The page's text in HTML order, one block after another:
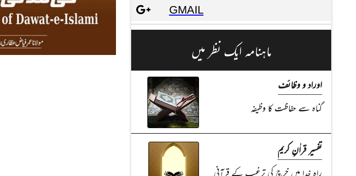
GMAIL
ماہنامہ ایک نظر میں
اوراد و وظائف
گناہ سے حفاظت کا وظیفہ
تفسیر قراٰنِ کریم
راہِ خدا میں خرچ کی ترغیب کے قرآنی